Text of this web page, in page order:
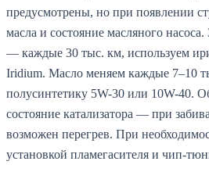
предусмотрены, но при появлении
масла и состояние масляного
— каждые 30 тыс. км, используем
Iridium. Масло меняем каждые 7–10
полусинтетику 5W-30 или 10W-40.
состояние катализатора — при
возможен перегрев. При
установкой пламегасителя и чип-